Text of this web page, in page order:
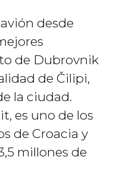
desde
de Dubrovnik
de Čilipi,
la ciudad.
es uno de los
de Croacia y
millones de